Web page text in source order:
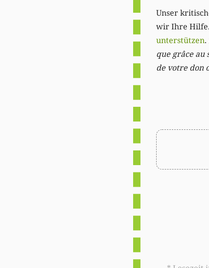
Unser
wir Ihre
unterstützen.
que grâce au
de votre don